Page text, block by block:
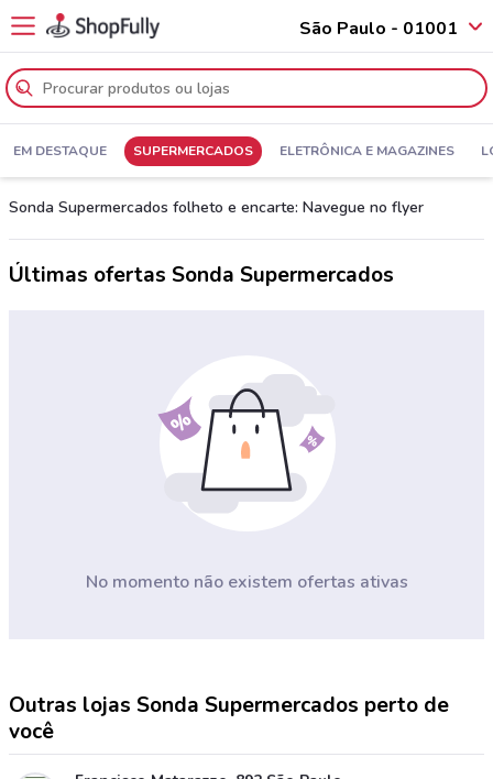
São Paulo - 01001
EM DESTAQUE SUPERMERCADOS ELETRÔNICA E MAGAZINES
Sonda Supermercados folheto e encarte: Navegue no flyer
Últimas ofertas Sonda Supermercados
No momento não existem ofertas ativas
Outras lojas Sonda Supermercados perto de
você